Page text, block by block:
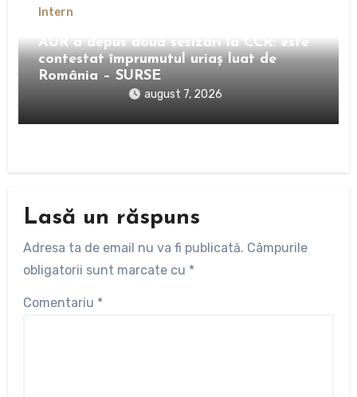
Intern
AUR a depus două sesizări la CCR: este
contestat împrumutul uriaș luat de
România – SURSE
august 7, 2026
Lasă un răspuns
Adresa ta de email nu va fi publicată. Câmpurile
obligatorii sunt marcate cu *
Comentariu *